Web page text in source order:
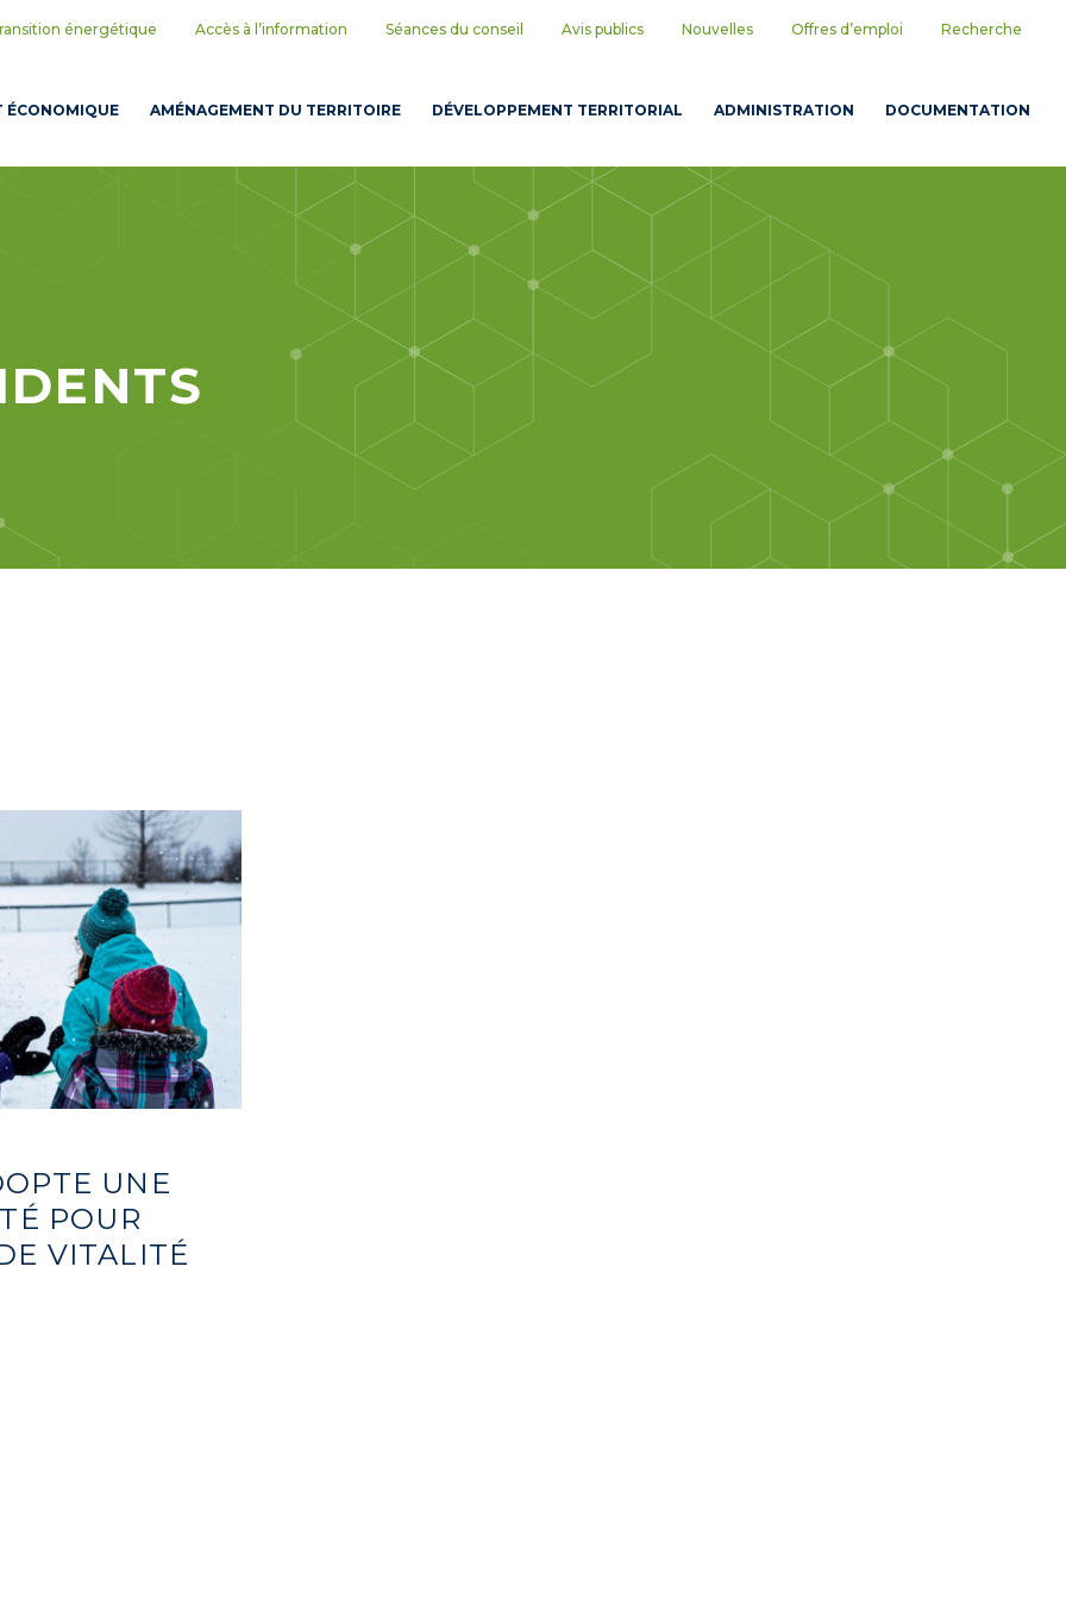
énergétique Accès à l’information Séances du conseil Avis publics Nouvelles Offres d’emploi Recherche
ÉCONOMIQUE AMÉNAGEMENT DU TERRITOIRE DÉVELOPPEMENT TERRITORIAL ADMINISTRATION DOCUMENTATION
UNE
POUR
VITALITÉ